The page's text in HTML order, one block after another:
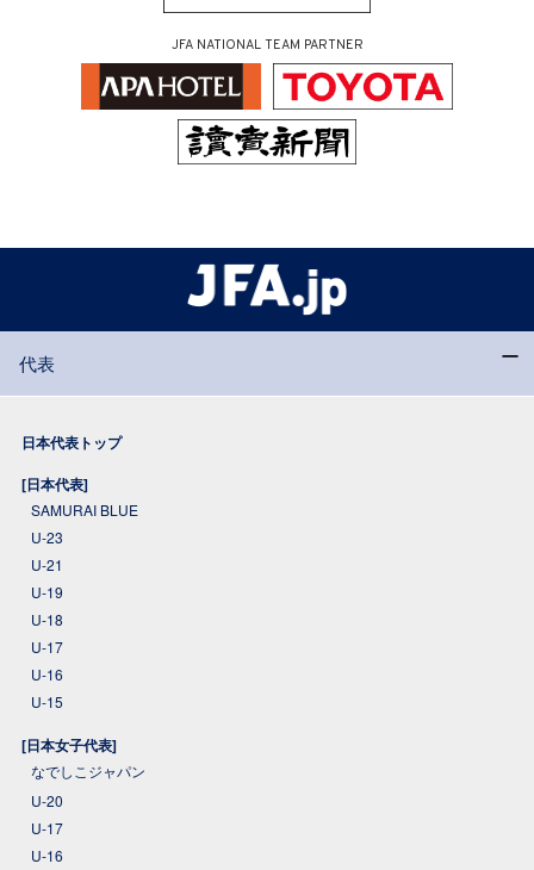
JFA NATIONAL TEAM PARTNER
代表
日本代表トップ
[日本代表]
SAMURAI BLUE
U-23
U-21
U-19
U-18
U-17
U-16
U-15
[日本女子代表]
なでしこジャパン
U-20
U-17
U-16